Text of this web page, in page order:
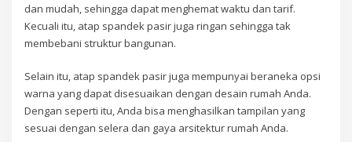
dan mudah, sehingga dapat menghemat waktu dan tarif.
Kecuali itu, atap spandek pasir juga ringan sehingga tak
membebani struktur bangunan.
Selain itu, atap spandek pasir juga mempunyai beraneka opsi
warna yang dapat disesuaikan dengan desain rumah Anda.
Dengan seperti itu, Anda bisa menghasilkan tampilan yang
sesuai dengan selera dan gaya arsitektur rumah Anda.